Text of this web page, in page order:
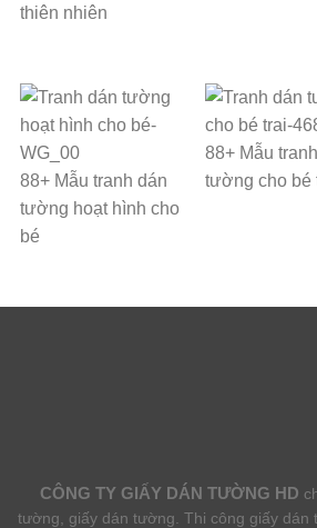
thiên nhiên
88+ Mẫu tranh dán
tường hoạt hình cho
bé
88+ Mẫu
tường cho bé
CÔNG TY GIẤY DÁN TƯỜNG HD
tường, giấy dán tường. Thi công giấy dán